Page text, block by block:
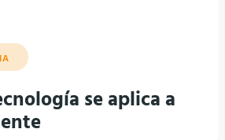
se aplica a